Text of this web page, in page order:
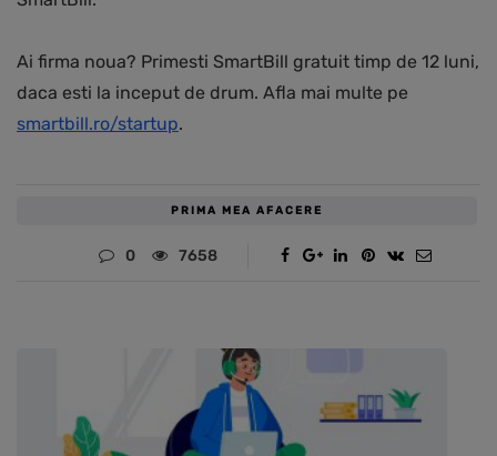
Ai firma noua? Primesti SmartBill gratuit timp de 12 luni,
daca esti la inceput de drum. Afla mai multe pe
smartbill.ro/startup.
PRIMA MEA AFACERE
0 7658